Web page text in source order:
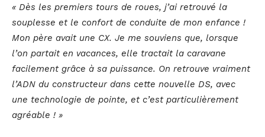
« Dès les premiers tours de roues, j’ai retrouvé la
souplesse et le confort de conduite de mon enfance !
Mon père avait une CX. Je me souviens que, lorsque
l’on partait en vacances, elle tractait la caravane
facilement grâce à sa puissance. On retrouve vraiment
l’ADN du constructeur dans cette nouvelle DS, avec
une technologie de pointe, et c’est particulièrement
agréable ! »